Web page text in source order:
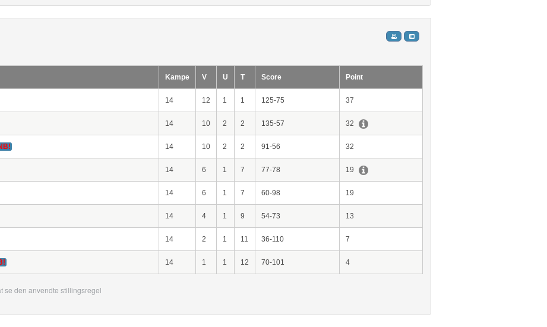
Kampe V U T Score Point
14 12 1 1 125-75 37
14 10 2 2 135-57 32
14 10 2 2 91-56 32
14 6 1 7 77-78 19
14 6 1 7 60-98 19
14 4 1 9 54-73 13
14 2 1 11 36-110 7
14 1 1 12 70-101 4
se den anvendte stillingsregel